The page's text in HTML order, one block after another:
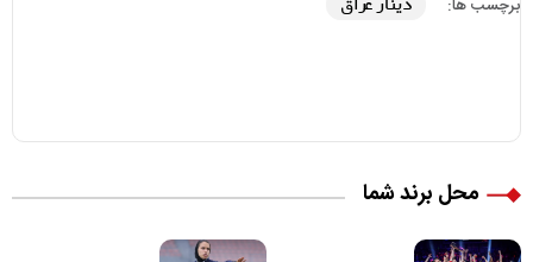
برچسب ها:
محل برند شما